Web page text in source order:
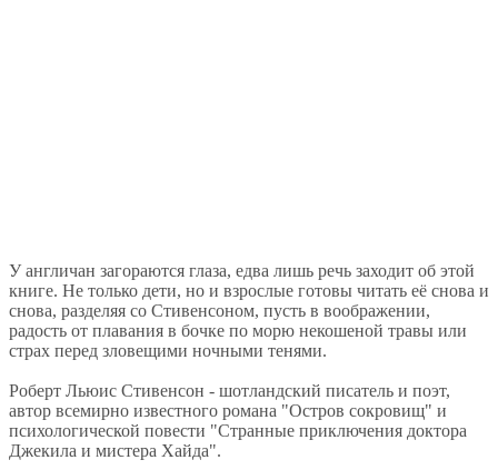
У англичан загораются глаза, едва лишь речь заходит об этой
книге. Не только дети, но и взрослые готовы читать её снова и
снова, разделяя со Стивенсоном, пусть в воображении,
радость от плавания в бочке по морю некошеной травы или
страх перед зловещими ночными тенями.
Роберт Льюис Стивенсон - шотландский писатель и поэт,
автор всемирно известного романа "Остров сокровищ" и
психологической повести "Странные приключения доктора
Джекила и мистера Хайда".